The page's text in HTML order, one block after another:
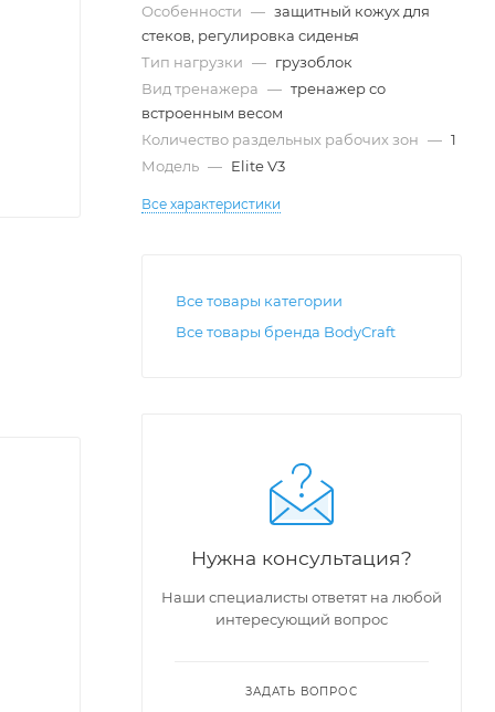
Особенности — защитный кожух для
стеков, регулировка сиденья
Тип нагрузки — грузоблок
Вид тренажера — тренажер со
встроенным весом
Количество раздельных рабочих зон — 1
Модель — Elite V3
Все характеристики
Все товары категории
Все товары бренда BodyCraft
Нужна консультация?
Наши специалисты ответят на любой
интересующий вопрос
ЗАДАТЬ ВОПРОС